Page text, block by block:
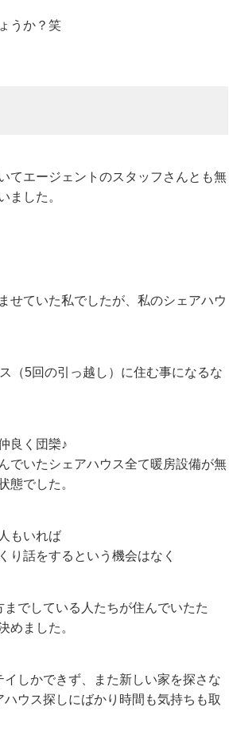
うか？笑
てエージェントのスタッフさんとも無
ました。
せていた私でしたが、私のシェアハウ
（5回の引っ越し）に住む事になるな
良く団欒♪
でいたシェアハウス全て暖房設備が無
態でした。
もいれば
り話をするという機会はなく
でしている人たちが住んでいたた
めました。
しかできず、また新しい家を探さな
ウス探しにばかり時間も気持ちも取